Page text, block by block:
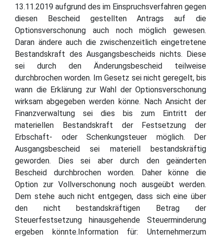
13.11.2019 aufgrund des im Einspruchsverfahren gegen
diesen Bescheid gestellten Antrags auf die
Optionsverschonung auch noch möglich gewesen.
Daran ändere auch die zwischenzeitlich eingetretene
Bestandskraft des Ausgangsbescheids nichts. Diese
sei durch den Änderungsbescheid teilweise
durchbrochen worden. Im Gesetz sei nicht geregelt, bis
wann die Erklärung zur Wahl der Optionsverschonung
wirksam abgegeben werden könne. Nach Ansicht der
Finanzverwaltung sei dies bis zum Eintritt der
materiellen Bestandskraft der Festsetzung der
Erbschaft- oder Schenkungsteuer möglich. Der
Ausgangsbescheid sei materiell bestandskräftig
geworden. Dies sei aber durch den geänderten
Bescheid durchbrochen worden. Daher könne die
Option zur Vollverschonung noch ausgeübt werden.
Dem stehe auch nicht entgegen, dass sich eine über
den nicht bestandskräftigen Betrag der
Steuerfestsetzung hinausgehende Steuerminderung
ergeben könnte.Information für: Unternehmerzum